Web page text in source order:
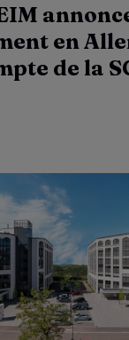
en
de la